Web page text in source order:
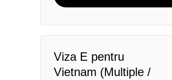
Viza E pentru
Vietnam (Multiple /